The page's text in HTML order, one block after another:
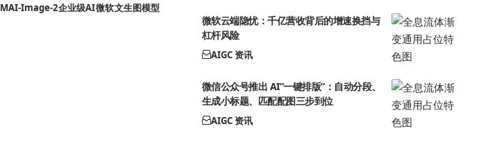
MAI-Image-2企业级AI微软文生图模型
微软云端隐忧：千亿营收背后的增速换挡与
杠杆风险
AIGC 资讯
微信公众号推出 AI”一键排版”：自动分段、
生成小标题、匹配配图三步到位
AIGC 资讯